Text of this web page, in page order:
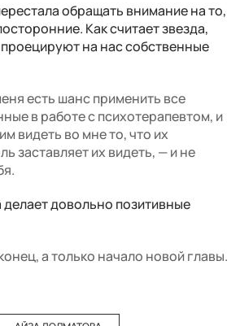
обращать внимание на то,
Как считает звезда,
на нас собственные
есть шанс применить все
в работе с психотерапевтом, и
видеть во мне то, что их
заставляет их видеть, — и не
делает довольно позитивные
а только начало новой главы.